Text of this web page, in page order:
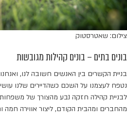
צילום: שאטרסטוק
בונים בתים – בונים קהילות מגובשות
בניית הקשרים בין האנשים חשובה לנו,
נטפח לעצמנו על השכם כשהדיירים שלנו
לבניית קהילה חזקה נבע מהצורך של
מהחברים ומהבית הקודם, ליצור אווירה חמה